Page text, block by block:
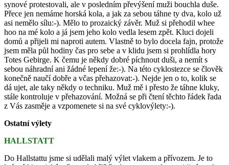
synové protestovali, ale v posledním převýšení muži bouchla duše.
Přece jen nemáme horská kola, a jak za sebou táhne ty dva, kolo už
asi nemělo sílu:-). Mělo to prozaický závěr. Muž si přehodil whee
hoo na mé kolo a já jsem jeho kolo vedla lesem zpět. Kluci dojeli
domů a přijeli mi naproti autem. Vlastně to bylo docela fajn, protože
jsem měla půl hodiny čas pro sebe a v klidu jsem si prohlídla hory
Totes Gebirge. K čemu je někdy dobré píchnout duši, a nemít s
sebou náhradní ani žádné lepení že:-). Na této cyklostezce se člověk
konečně naučí dobře a včas přehazovat:-). Nejde jen o to, kolik se
dá ujet, ale taky někdy o techniku. Muž mě i přesto že táhne kluky,
stále kontroluje v přehazování. Možná se při čtení těchto řádek řada
z Vás zasměje a vzpomenete si na své cyklovýlety:-).
Ostatní výlety
HALLSTATT
Do Hallstattu jsme si udělali malý výlet vlakem a přívozem. Je to